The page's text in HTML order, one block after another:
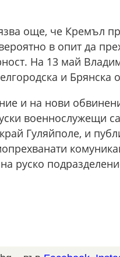
още, че Кремъл
в опит да
На 13 май
и Брянска
и на нови
военнослужещи
Гуляйполе, и
руско